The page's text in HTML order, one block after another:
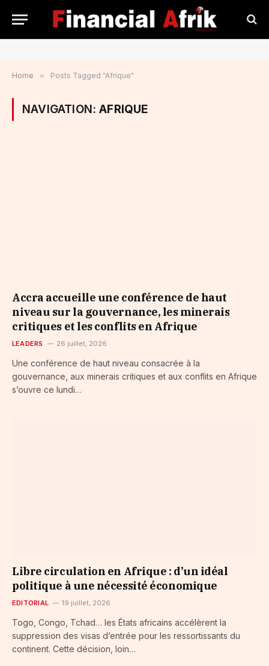
Home » Posts Tagged "Afrique"
NAVIGATION:AFRIQUE
​Accra accueille une conférence de haut
niveau sur la gouvernance, les minerais
critiques et les conflits en Afrique
LEADERS 26 juillet, 2026
Une conférence de haut niveau consacrée à la
gouvernance, aux minerais critiques et aux conflits en Afrique
s’ouvre ce lundi…
Libre circulation en Afrique : d’un idéal
politique à une nécessité économique
EDITORIAL 19 juillet, 2026
Togo, Congo, Tchad… les États africains accélèrent la
suppression des visas d’entrée pour les ressortissants du
continent. Cette décision, loin…